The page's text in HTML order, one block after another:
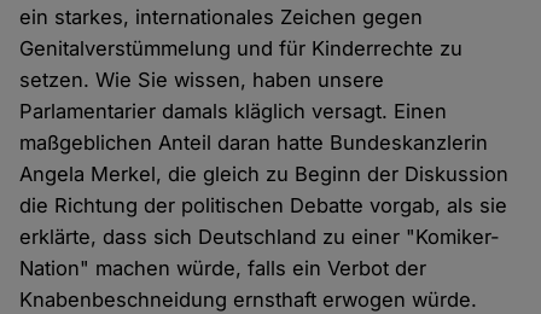
ein starkes, internationales Zeichen gegen
Genitalverstümmelung und für Kinderrechte zu
setzen. Wie Sie wissen, haben unsere
Parlamentarier damals kläglich versagt. Einen
maßgeblichen Anteil daran hatte Bundeskanzlerin
Angela Merkel, die gleich zu Beginn der Diskussion
die Richtung der politischen Debatte vorgab, als sie
erklärte, dass sich Deutschland zu einer "Komiker-
Nation" machen würde, falls ein Verbot der
Knabenbeschneidung ernsthaft erwogen würde.